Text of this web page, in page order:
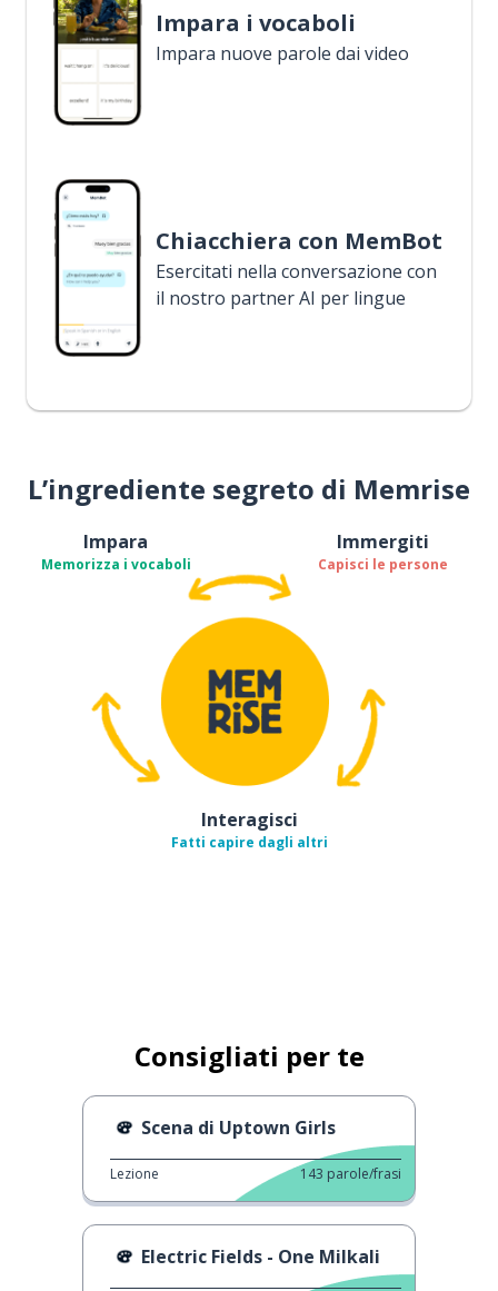
Impara i vocaboli
Impara nuove parole dai video
Chiacchiera con MemBot
Esercitati nella conversazione con
il nostro partner AI per lingue
L’ingrediente segreto di Memrise
Impara
Memorizza i vocaboli
Immergiti
Capisci le persone
Interagisci
Fatti capire dagli altri
Consigliati per te
Scena di Uptown Girls
Lezione 143 parole/frasi
Electric Fields - One Milkali